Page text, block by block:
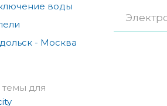
воды
- Москва
темы для